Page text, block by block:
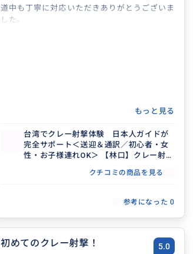
道中も丁寧に対応いただきありがとうございま
した。
もっと見る
台湾でクレー射撃体験 日本人ガイドが
完全サポート＜送迎＆通訳／初心者・女
性・お子様連れOK＞ 【林口】クレー射撃
クチコミの商品を見る
参考になった 0
初めてのクレー射撃！ 5.0